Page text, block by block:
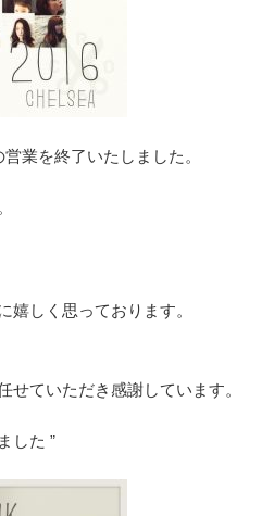
業を終了いたしました。
嬉しく思っております。
せていただき感謝しています。
した ”